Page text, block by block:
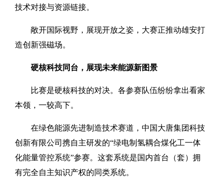
技术对接与资源链接。
敞开国际视野，展现开放之姿，大赛正推动雄安打
造创新强磁场。
硬核科技同台，展现未来能源新图景
比赛是硬核科技的对决。各参赛队伍纷纷拿出看家
本领，一较高下。
在绿色能源先进制造技术赛道，中国大唐集团科技
创新有限公司携自主研发的“绿电制氢耦合煤化工一体
化能量管控系统”参赛。这套系统是国内首台（套）拥
有完全自主知识产权的同类系统。